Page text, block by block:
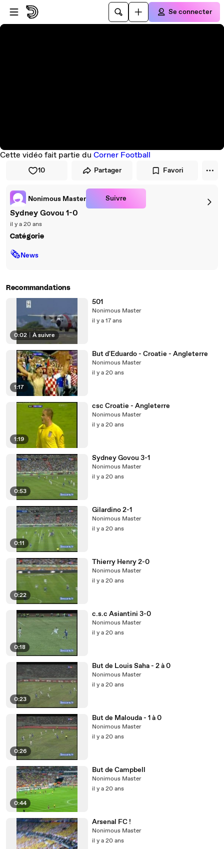
Passer au player
Passer au contenu principal
Se connecter
Cette vidéo fait partie du Corner Football
10 Partager Favori
Nonimous Master Suivre
Sydney Govou 1-0
il y a 20 ans
Catégorie
🗞News
Recommandations
0:02 À suivre
501
Nonimous Master
il y a 17 ans
1:17
But d'Eduardo - Croatie - Angleterre
Nonimous Master
il y a 20 ans
1:19
csc Croatie - Angleterre
Nonimous Master
il y a 20 ans
0:53
Sydney Govou 3-1
Nonimous Master
il y a 20 ans
0:11
Gilardino 2-1
Nonimous Master
il y a 20 ans
0:22
Thierry Henry 2-0
Nonimous Master
il y a 20 ans
0:18
c.s.c Asiantini 3-0
Nonimous Master
il y a 20 ans
0:23
But de Louis Saha - 2 à 0
Nonimous Master
il y a 20 ans
0:26
But de Malouda - 1 à 0
Nonimous Master
il y a 20 ans
0:44
But de Campbell
Nonimous Master
il y a 20 ans
Arsenal FC !
Nonimous Master
il y a 20 ans